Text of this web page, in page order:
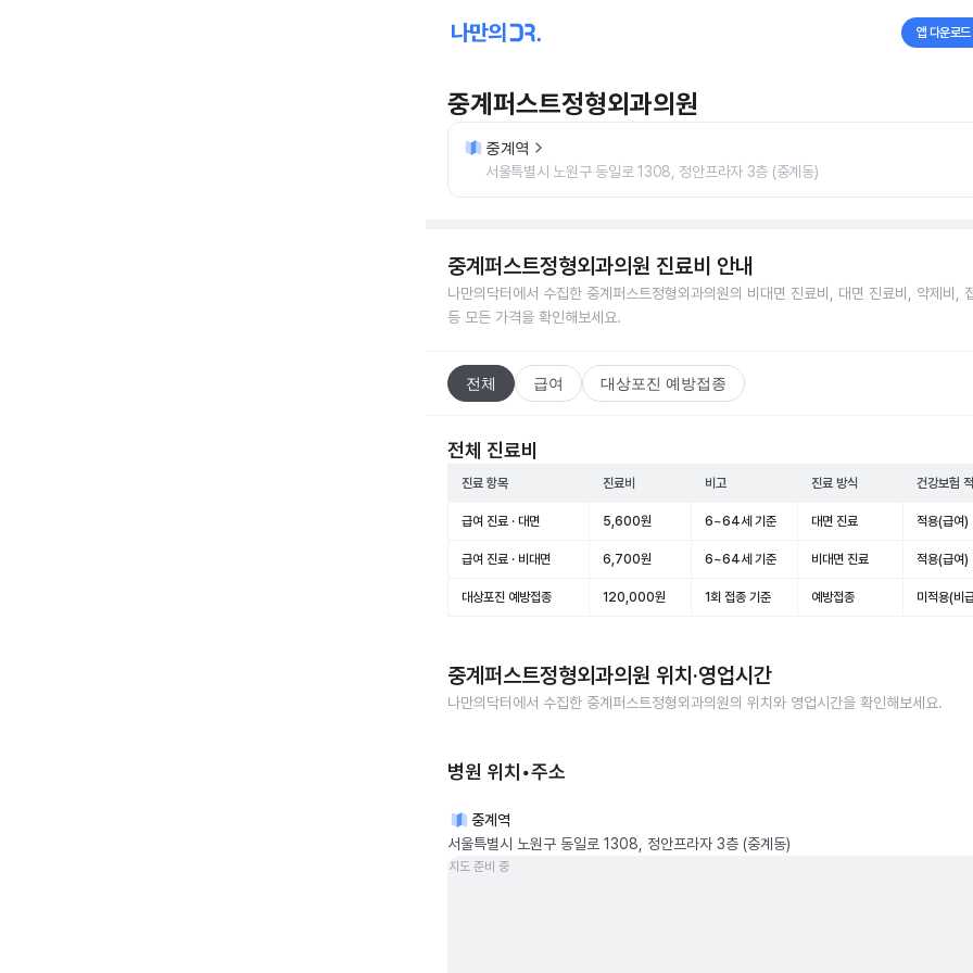
앱 다운로드
중계퍼스트정형외과의원
중계역
서울특별시 노원구 동일로 1308, 정안프라자 3층 (중계동)
중계퍼스트정형외과의원 진료비 안내
나만의닥터에서 수집한 중계퍼스트정형외과의원의 비대면 진료비, 대면 진료비, 약제비,
등 모든 가격을 확인해보세요.
전체 급여 대상포진 예방접종
전체 진료비
진료 항목 진료비 비고 진료 방식 건강보험
급여 진료 · 대면 5,600원 6~64세 기준 대면 진료 적용(급여)
급여 진료 · 비대면 6,700원 6~64세 기준 비대면 진료 적용(급여)
대상포진 예방접종 120,000원 1회 접종 기준 예방접종 미적용(비
중계퍼스트정형외과의원 위치·영업시간
나만의닥터에서 수집한 중계퍼스트정형외과의원의 위치와 영업시간을 확인해보세요.
병원 위치•주소
중계역
서울특별시 노원구 동일로 1308, 정안프라자 3층 (중계동)
지도 준비 중